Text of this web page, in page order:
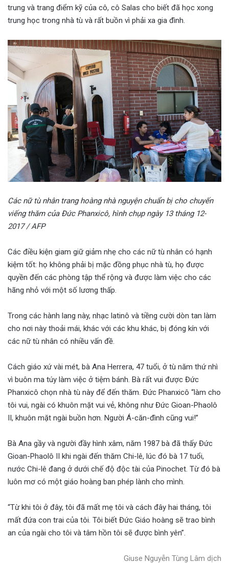
trung và trang điểm kỹ của cô, cô Salas cho biết đã học xong
trung học trong nhà tù và rất buồn vì phải xa gia đình.
Các nữ tù nhân trang hoàng nhà nguyện chuẩn bị cho chuyến
viếng thăm của Đức Phanxicô, hình chụp ngày 13 tháng 12-
2017 / AFP
Các điều kiện giam giữ giảm nhẹ cho các nữ tù nhân có hạnh
kiệm tốt: họ không phải bị mặc đồng phục nhà tù, họ được
quyền đến các phòng tập thể rộng và được làm việc cho các
hãng nhỏ với một số lương thấp.
Trong các hành lang này, nhạc latinô và tiềng cười dòn tan làm
cho nơi này thoải mái, khác với các khu khác, bị đóng kín với
các nữ tù nhân có nhiều vấn đề.
Cách giáo xứ vài mét, bà Ana Herrera, 47 tuổi, ở tù năm thứ nhì
vì buôn ma túy làm việc ở tiệm bánh. Bà rất vui được Đức
Phanxicô chọn nhà tù này để đến thăm. Đức Phanxicô “làm cho
tôi vui, ngài có khuôn mặt vui vẻ, không như Đức Gioan-Phaolô
II, khuôn mặt ngài buồn hơn. Người Á-căn-đình cũng vui!’’
Bà Ana gầy và người đầy hình xâm, năm 1987 bà đã thấy Đức
Gioan-Phaolô II khi ngài đến thăm Chi-lê, lúc đó bà 17 tuổi,
nước Chi-lê đang ở dưới chế độ độc tài của Pinochet. Từ đó bà
luôn mơ có một giáo hoàng ban phép lành cho mình.
“Từ khi tôi ở đây, tôi đã mất mẹ tôi và cách đây hai tháng, tôi
mất đứa con trai của tôi. Tôi biết Đức Giáo hoàng sẽ trao bình
an của ngài cho tôi và tâm hồn tôi sẽ được bình yên”.
Giuse Nguyễn Tùng Lâm dịch